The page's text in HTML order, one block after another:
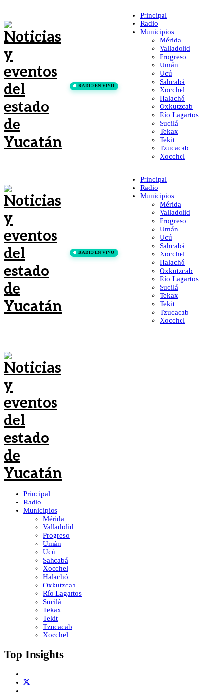
RADIO EN VIVO
Principal
Radio
Municipios
Mérida
Valladolid
Progreso
Umán
Ucú
Sahcabá
Xocchel
Halachó
Oxkutzcab
Río Lagartos
Sucilá
Tekax
Tekit
Tzucacab
Xocchel
RADIO EN VIVO
Principal
Radio
Municipios
Mérida
Valladolid
Progreso
Umán
Ucú
Sahcabá
Xocchel
Halachó
Oxkutzcab
Río Lagartos
Sucilá
Tekax
Tekit
Tzucacab
Xocchel
Principal
Radio
Municipios
Mérida
Valladolid
Progreso
Umán
Ucú
Sahcabá
Xocchel
Halachó
Oxkutzcab
Río Lagartos
Sucilá
Tekax
Tekit
Tzucacab
Xocchel
Top Insights